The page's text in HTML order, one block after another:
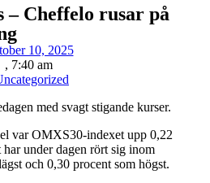
– Cheffelo rusar på
10, 2025
, 7:40 am
med svagt stigande kurser.
var OMXS30-indexet upp 0,22
under dagen rört sig inom
och 0,30 procent som högst.